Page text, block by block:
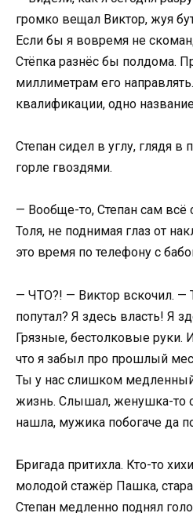
громко вещал Виктор, жуя
Если бы я вовремя не
Стёпка разнёс бы полдома.
миллиметрам его
квалификации, одно
Степан сидел в углу, глядя в
горле гвоздями.
— Вообще-то, Степан сам всё
Толя, не поднимая глаз от
это время по телефону с
— ЧТО?! — Виктор вскочил. —
попутал? Я здесь власть! Я
Грязные, бестолковые руки.
что я забыл про прошлый
Ты у нас слишком
жизнь. Слышал, женушка-то
нашла, мужика побогаче да
Бригада притихла. Кто-то
молодой стажёр Пашка,
Степан медленно поднял